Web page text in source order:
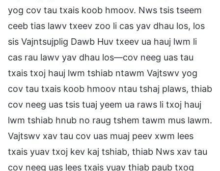
yog cov tau txais koob hmoov. Nws tsis tseem
ceeb tias lawv txeev zoo li cas yav dhau los, los
sis Vajntsujplig Dawb Huv txeev ua hauj lwm li
cas rau lawv yav dhau los—cov neeg uas tau
txais txoj hauj lwm tshiab ntawm Vajtswv yog
cov tau txais koob hmoov ntau tshaj plaws, thiab
cov neeg uas tsis tuaj yeem ua raws li txoj hauj
lwm tshiab hnub no raug tshem tawm mus lawm.
Vajtswv xav tau cov uas muaj peev xwm lees
txais yuav txoj kev kaj tshiab, thiab Nws xav tau
cov neeg uas lees txais yuav thiab paub txog